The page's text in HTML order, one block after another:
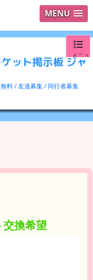
MENU
ット掲示板 ジャ
料 / 友達募集 / 同行者募集
メニュ
ログイ
ユーザ
換希望